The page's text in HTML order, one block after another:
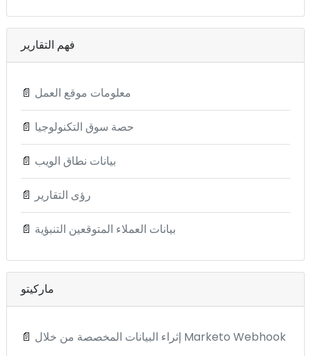
فهم التقارير
📄 معلومات موقع العمل
📄 حصة سوق التكنولوجيا
📄 بيانات نطاق الويب
📄 رؤى التقارير
📄 بيانات العملاء المتوقعين التنبؤية
ماركيتو
📄 إثراء البيانات المخصصة من خلال Marketo Webhook